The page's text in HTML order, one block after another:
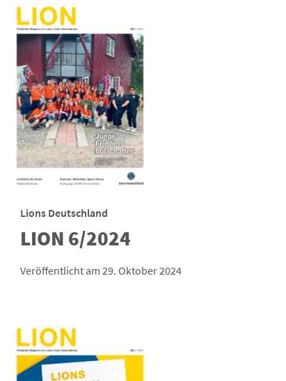
Lions Deutschland
LION 6/2024
Veröffentlicht am 29. Oktober 2024